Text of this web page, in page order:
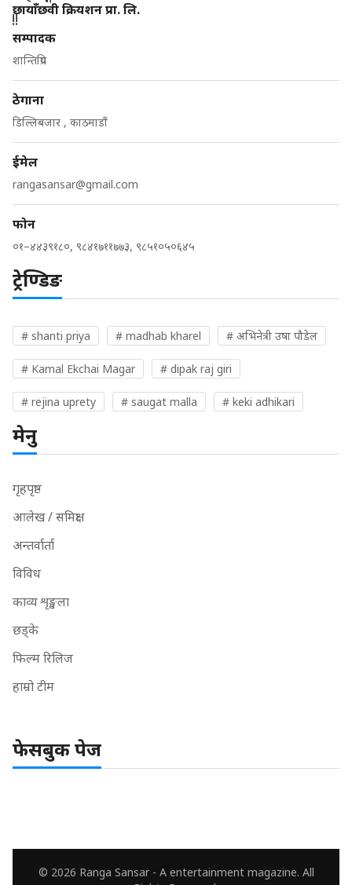
छायाँछवी क्रियशन प्रा. लि.
सम्पादक
शान्तिप्रिय
ठेगाना
डिल्लिबजार , काठमाडौं
ईमेल
rangasansar@gmail.com
फोन
०१–४४३९१८०, ९८४१७११७७३, ९८५१०५०६४५
ट्रेण्डिङ
# shanti priya # madhab kharel # अभिनेत्री उषा पौडेल
# Kamal Ekchai Magar # dipak raj giri
# rejina uprety # saugat malla # keki adhikari
मेनु
गृहपृष्ठ
आलेख / समिक्षा
अन्तर्वार्ता
विविध
काव्य शृङ्खला
छड्के
फिल्म रिलिज
हाम्रो टीम
फेसबुक पेज
© 2026 Ranga Sansar - A entertainment magazine. All